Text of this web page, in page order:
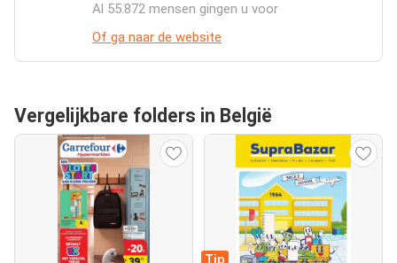
Al 55.872 mensen gingen u voor
Of ga naar de website
Vergelijkbare folders in België
Tip